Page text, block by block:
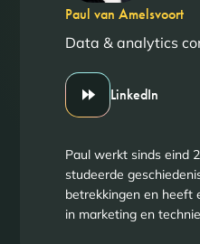
Paul van Amelsvoort
Data & analytics
LinkedIn
Paul werkt sinds eind
studeerde
betrekkingen en heeft
in marketing en